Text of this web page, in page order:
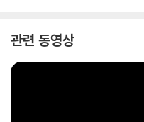
관련 동영상